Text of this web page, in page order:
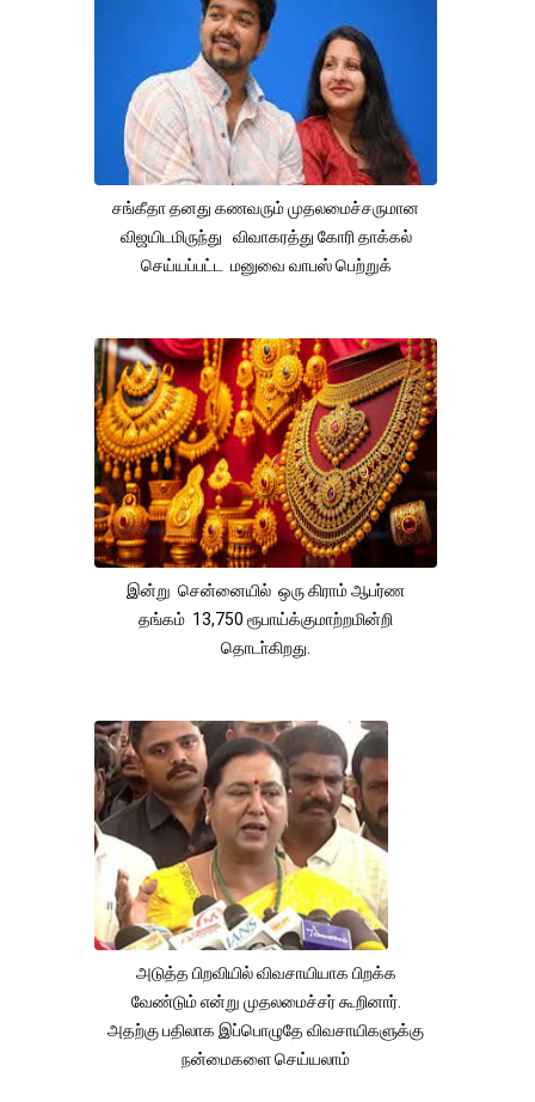
சங்கீதா தனது கணவரும் முதலமைச்சருமான
விஜயிடமிருந்து விவாகரத்து கோரி தாக்கல்
செய்யப்பட்ட மனுவை வாபஸ் பெற்றுக்
இன்று சென்னையில் ஒரு கிராம் ஆபர்ண
தங்கம் 13,750 ரூபாய்க்குமாற்றமின்றி
தொடா்கிறது.
அடுத்த பிறவியில் விவசாயியாக பிறக்க
வேண்டும் என்று முதலமைச்சர் கூறினார்.
அதற்கு பதிலாக இப்பொழுதே விவசாயிகளுக்கு
நன்மைகளை செய்யலாம்